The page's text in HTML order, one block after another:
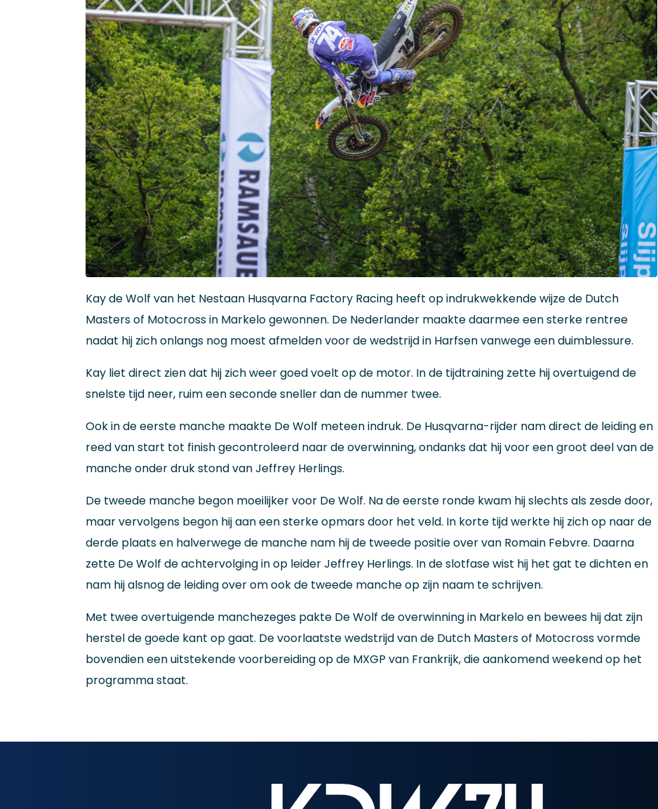
Kay de Wolf van het Nestaan Husqvarna Factory Racing heeft op indrukwekkende wijze de Dutch
Masters of Motocross in Markelo gewonnen. De Nederlander maakte daarmee een sterke rentree
nadat hij zich onlangs nog moest afmelden voor de wedstrijd in Harfsen vanwege een duimblessure.
Kay liet direct zien dat hij zich weer goed voelt op de motor. In de tijdtraining zette hij overtuigend de
snelste tijd neer, ruim een seconde sneller dan de nummer twee.
Ook in de eerste manche maakte De Wolf meteen indruk. De Husqvarna-rijder nam direct de leiding en
reed van start tot finish gecontroleerd naar de overwinning, ondanks dat hij voor een groot deel van de
manche onder druk stond van Jeffrey Herlings.
De tweede manche begon moeilijker voor De Wolf. Na de eerste ronde kwam hij slechts als zesde door,
maar vervolgens begon hij aan een sterke opmars door het veld. In korte tijd werkte hij zich op naar de
derde plaats en halverwege de manche nam hij de tweede positie over van Romain Febvre. Daarna
zette De Wolf de achtervolging in op leider Jeffrey Herlings. In de slotfase wist hij het gat te dichten en
nam hij alsnog de leiding over om ook de tweede manche op zijn naam te schrijven.
Met twee overtuigende manchezeges pakte De Wolf de overwinning in Markelo en bewees hij dat zijn
herstel de goede kant op gaat. De voorlaatste wedstrijd van de Dutch Masters of Motocross vormde
bovendien een uitstekende voorbereiding op de MXGP van Frankrijk, die aankomend weekend op het
programma staat.